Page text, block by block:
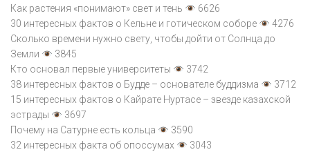
Как растения «понимают» свет и тень
6626
30 интересных фактов о Кельне и готическом соборе
4276
Сколько времени нужно свету, чтобы дойти от Солнца до
Земли
3845
Кто основал первые университеты
3742
38 интересных фактов о Будде – основателе буддизма
3712
15 интересных фактов о Кайрате Нуртасе – звезде казахской
эстрады
3697
Почему на Сатурне есть кольца
3590
32 интересных факта об опоссумах
3043